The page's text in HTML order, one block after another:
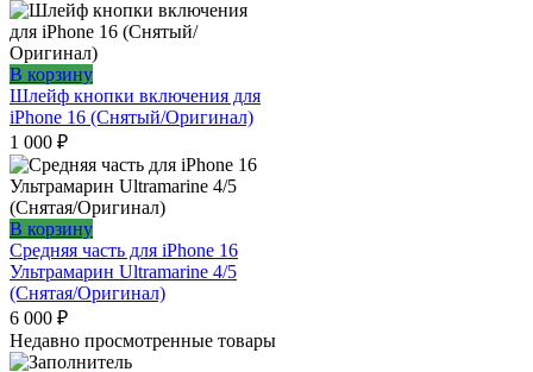
В корзину
Шлейф кнопки включения для
iPhone 16 (Снятый/Оригинал)
1 000 ₽
В корзину
Средняя часть для iPhone 16
Ультрамарин Ultramarine 4/5
(Снятая/Оригинал)
6 000 ₽
Недавно просмотренные товары